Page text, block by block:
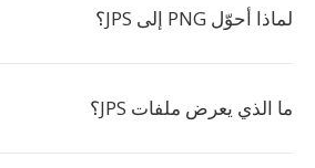
لماذا أحوّل PNG إلى JPS؟
ما الذي يعرض ملفات JPS؟